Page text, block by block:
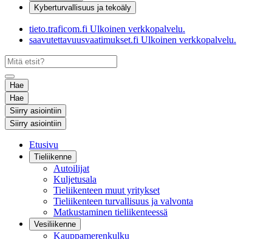
Kyberturvallisuus ja tekoäly
tieto.traficom.fi Ulkoinen verkkopalvelu.
saavutettavuusvaatimukset.fi Ulkoinen verkkopalvelu.
Hae
Hae
Siirry asiointiin
Siirry asiointiin
Etusivu
Tieliikenne
Autoilijat
Kuljetusala
Tieliikenteen muut yritykset
Tieliikenteen turvallisuus ja valvonta
Matkustaminen tieliikenteessä
Vesiliikenne
Kauppamerenkulku